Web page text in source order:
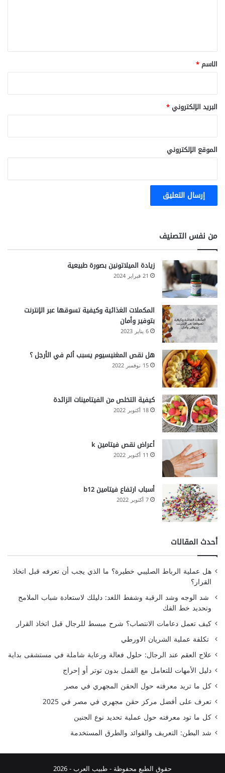
*
الاسم*
البريد الإلكتروني*
الموقع الإلكتروني
من نفس التصنيف
زيادة الميلاتونين بصورة طبيعية
21 فبراير 2024
المكملات الغذائية وكيفية تسوقها عبر الإنترنت
بتوفير وأمان
6 يناير 2023
هل نقص المغنيسيوم يسبب ألم في الأرجل ؟
15 نوفمبر 2022
كيفية التخلص من الفيتامينات الزائدة
18 أكتوبر 2022
أعراض نقص فيتامين k
11 أكتوبر 2022
أسباب ارتفاع فيتامين b12
7 أكتوبر 2022
أحدث المقالات
هل عملية الرباط الصليبي خطيرة؟ ما الذي يجب أن تعرفه قبل اتخاذ
القرار؟
شد الوجه وشد الرقبة وشفط اللغد: دليلك لاستعادة شباب الملامح
وتحديد خط الفك
كيف تعمل دعامات الانتصاب؟ شرح مبسط للرجال قبل اتخاذ القرار
تكلفة عملية الشريان الاورطي
علاج العقم عند الرجال: حلول فعالة ورعاية شاملة في مستشفى بداية
دليل الأمهات للتعامل مع القمل بدون توتر أو إحراج
كل ما تريد معرفته حول الحقن المجهري في مصر
تعرف على أفضل مركز حقن مجهري في مصر في 2025
كل ما تود معرفته حول عملية تحديد نوع الجنين
شد البطن: التعريف والفوائد والطرق المستخدمة
حقوق الطبع محفوظة -طبيب العرب- 2026